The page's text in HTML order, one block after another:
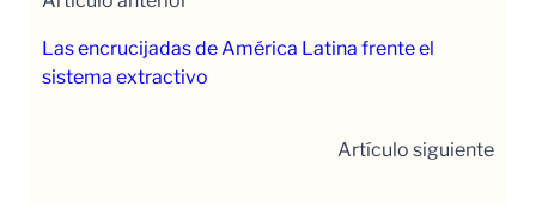
Las encrucijadas de América Latina frente el
sistema extractivo
Artículo siguiente